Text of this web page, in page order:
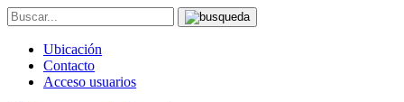
Ubicación
Contacto
Acceso usuarios